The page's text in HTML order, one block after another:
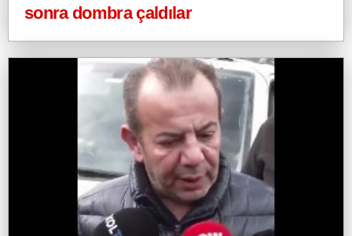
sonra dombra çaldılar